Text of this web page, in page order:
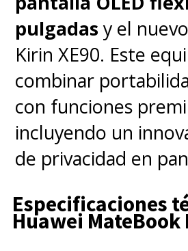
pulgadas y el
Kirin XE90. Este
combinar
con funciones
incluyendo un
de privacidad en
Especificaciones
Huawei MateBook